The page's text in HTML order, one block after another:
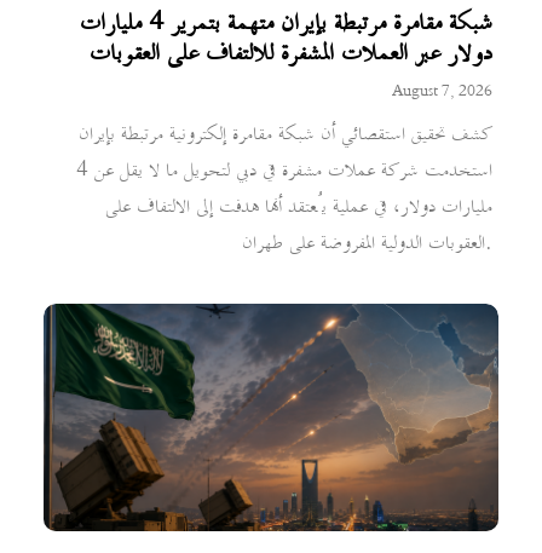
شبكة مقامرة مرتبطة بإيران متهمة بتمرير 4 مليارات
دولار عبر العملات المشفرة للالتفاف على العقوبات
August 7, 2026
كشف تحقيق استقصائي أن شبكة مقامرة إلكترونية مرتبطة بإيران
استخدمت شركة عملات مشفرة في دبي لتحويل ما لا يقل عن 4
مليارات دولار، في عملية يُعتقد أنها هدفت إلى الالتفاف على
العقوبات الدولية المفروضة على طهران.